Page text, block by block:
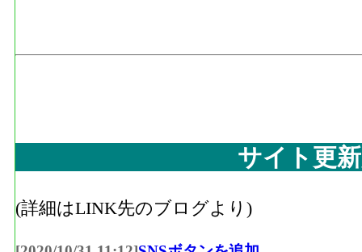
サイト更
(詳細はLINK先のブログより)